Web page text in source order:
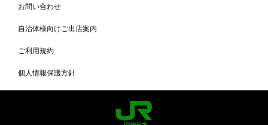
お問い合わせ
自治体様向けご出店案内
ご利用規約
個人情報保護方針